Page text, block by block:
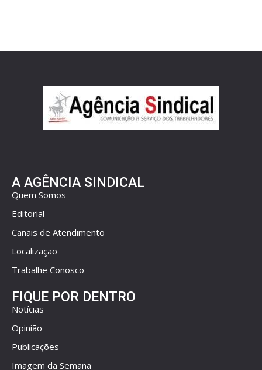
A AGÊNCIA SINDICAL
Quem Somos
Editorial
Canais de Atendimento
Localização
Trabalhe Conosco
FIQUE POR DENTRO
Notícias
Opinião
Publicações
Imagem da Semana